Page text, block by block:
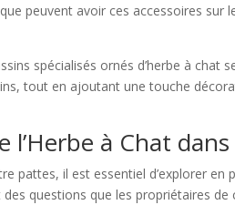
peuvent avoir ces accessoires sur
spécialisés ornés d’herbe à chat
tout en ajoutant une touche
à Chat
pattes, il est essentiel d’explorer en
questions que les propriétaires